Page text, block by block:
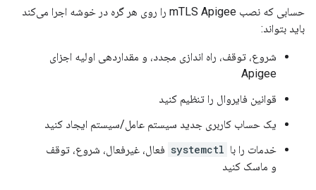
حسابی که نصب mTLS Apigee را روی هر گره در خوشه اجرا می‌کند
باید بتواند:
شروع، توقف، راه اندازی مجدد، و مقداردهی اولیه اجزای
Apigee
قوانین فایروال را تنظیم کنید
یک حساب کاربری جدید سیستم عامل/سیستم ایجاد کنید
خدمات را با systemctl فعال، غیرفعال، شروع، توقف
و ماسک کنید